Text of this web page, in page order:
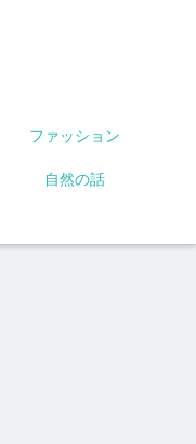
ファッション
自然の話